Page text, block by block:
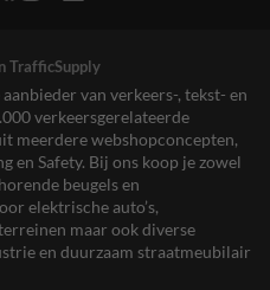
TrafficSupply
van verkeers-, tekst- en
verkeersgerelateerde
meerdere webshopconcepten,
en Safety. Bij ons koop je zowel
beugels en
elektrische auto’s,
maar ook diverse
en duurzaam straatmeubilair